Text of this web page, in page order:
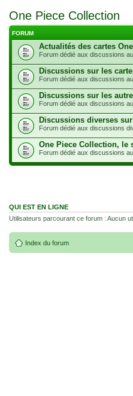
One Piece Collection
FORUM
Actualités des cartes
Forum dédié aux discussions
Discussions sur les
Forum dédié aux discussions
Discussions sur les
Forum dédié aux discussions
Discussions diverses
Forum dédié aux discussions
One Piece Collection, le
Forum dédié aux discussions
QUI EST EN LIGNE
Utilisateurs parcourant ce forum : Aucun
Index du forum